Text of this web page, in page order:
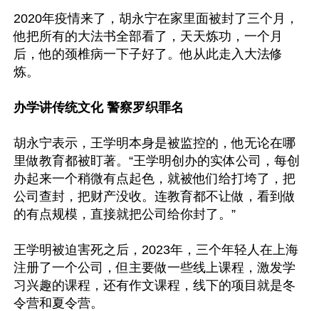
2020年疫情来了，胡永宁在家里面被封了三个月，
他把所有的大法书全部看了，天天炼功，一个月
后，他的颈椎病一下子好了。他从此走入大法修
炼。
办学讲传统文化 警察罗织罪名
胡永宁表示，王学明本身是被监控的，他无论在哪
里做教育都被盯著。“王学明创办的实体公司，每创
办起来一个稍微有点起色，就被他们给打垮了，把
公司查封，把财产没收。连教育都不让做，看到做
的有点规模，直接就把公司给你封了。”
王学明被迫害死之后，2023年，三个年轻人在上海
注册了一个公司，但主要做一些线上课程，激发学
习兴趣的课程，还有作文课程，线下的项目就是冬
令营和夏令营。